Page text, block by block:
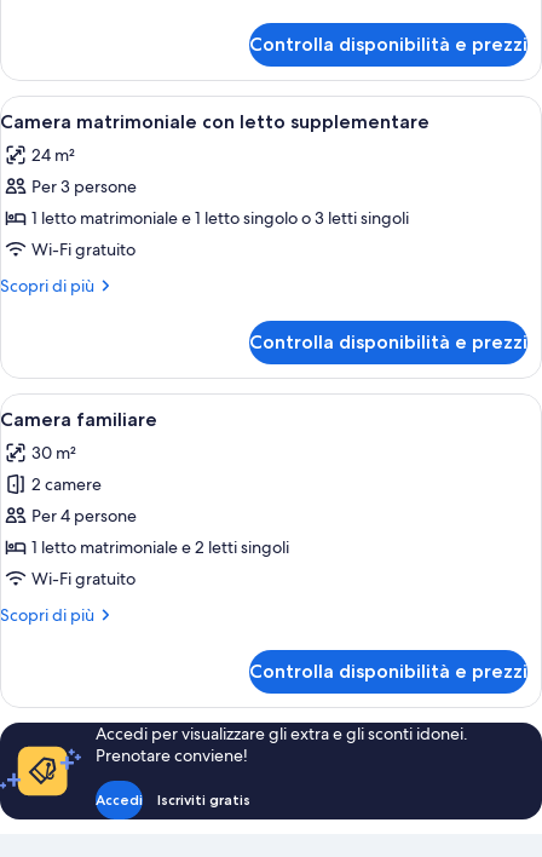
doppia
Controlla disponibilità e prezzi
Apri
tutte
le
foto
per
Camera
matrimoniale
con
supplementare
Una camera d'albergo con due letti
9
Camera matrimoniale con letto supplementare
24 m²
Per 3 persone
1 letto matrimoniale e 1 letto singolo o 3 letti singoli
Wi-Fi gratuito
Scopri di più
Altri
matrimoniale
con
letto
Controlla disponibilità e prezzi
Apri
tutte
le
foto
per
Camera
familiare
Una camera d'albergo con due letti
13
Camera familiare
30 m²
2 camere
Per 4 persone
1 letto matrimoniale e 2 letti singoli
Wi-Fi gratuito
Scopri di più
Altri
familiare
Controlla disponibilità e prezzi
Accedi per visualizzare gli extra e gli sconti idonei.
Prenotare conviene!
Accedi Iscriviti gratis